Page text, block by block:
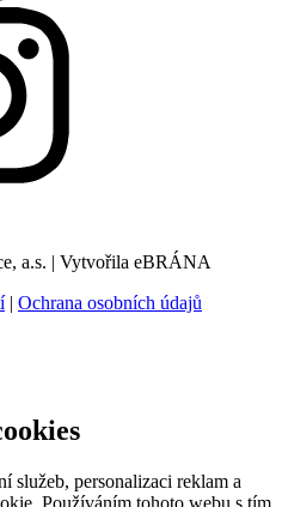
a.s. | Vytvořila eBRÁNA
| Ochrana osobních údajů
služeb, personalizaci reklam a
Používáním tohoto webu s tím